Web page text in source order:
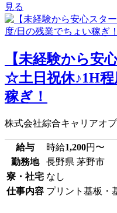
見る
【未経験から安
☆土日祝休♪1H
稼ぎ！
株式会社綜合キャリアオ
給与 時給1,200円〜
勤務地
長野県 茅野市
寮・社宅 なし
仕事内容 プリント基板・